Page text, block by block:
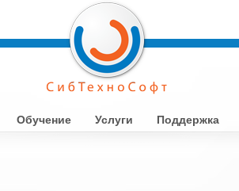
Обучение Услуги Поддержка